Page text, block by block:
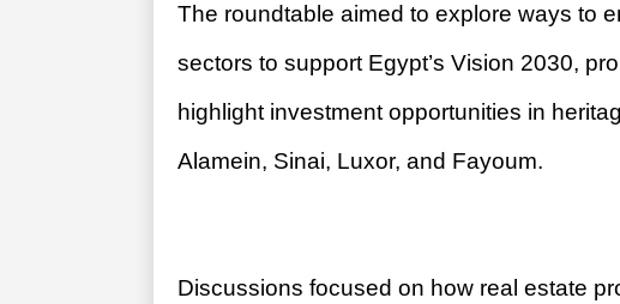
The roundtable aimed to explore ways to
sectors to support Egypt’s Vision 2030,
highlight investment opportunities in
Alamein, Sinai, Luxor, and Fayoum.
Discussions focused on how real estate